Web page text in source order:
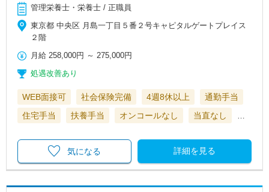
管理栄養士・栄養士 / 正職員
東京都 中央区 月島一丁目５番２号キャピタルゲートプレイス
２階
月給 258,000円 ～275,000円
処遇改善あり
WEB面接可 社会保険完備 4週8休以上
通勤手当
住宅手当
扶養手当 オンコールなし 当直なし …
詳細を見る
気になる